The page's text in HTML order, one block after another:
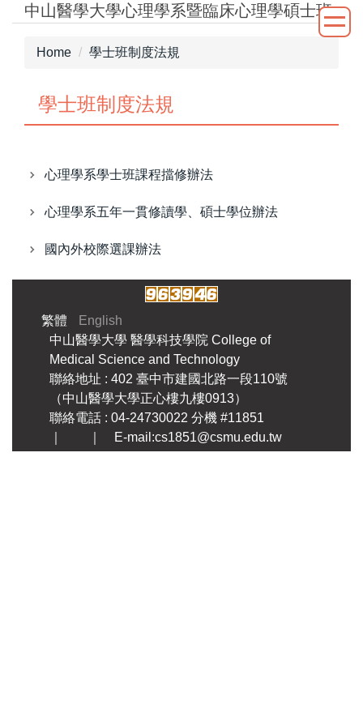
Jump中山醫學大學心理學系暨臨床心理學碩士班
Home 學士班制度法規
學士班制度法規
心理學系學士班課程擋修辦法
心理學系五年一貫修讀學、碩士學位辦法
國內外校際選課辦法
繁體
English
中山醫學大學 醫學科技學院 College of
Medical Science and Technology
聯絡地址 : 402 臺中市建國北路一段110號
（中山醫學大學正心樓九樓0913）
聯絡電話 : 04-24730022 分機 #11851
｜ ｜ E-mail:cs1851@csmu.edu.tw